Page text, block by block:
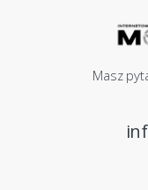
Masz